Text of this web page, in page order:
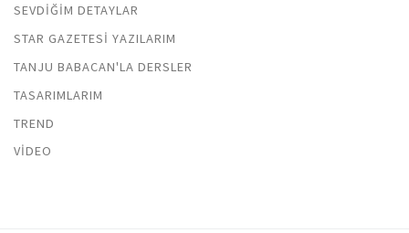
SEVDIĞIM DETAYLAR
STAR GAZETESI YAZILARIM
TANJU BABACAN'LA DERSLER
TASARIMLARIM
TREND
VIDEO